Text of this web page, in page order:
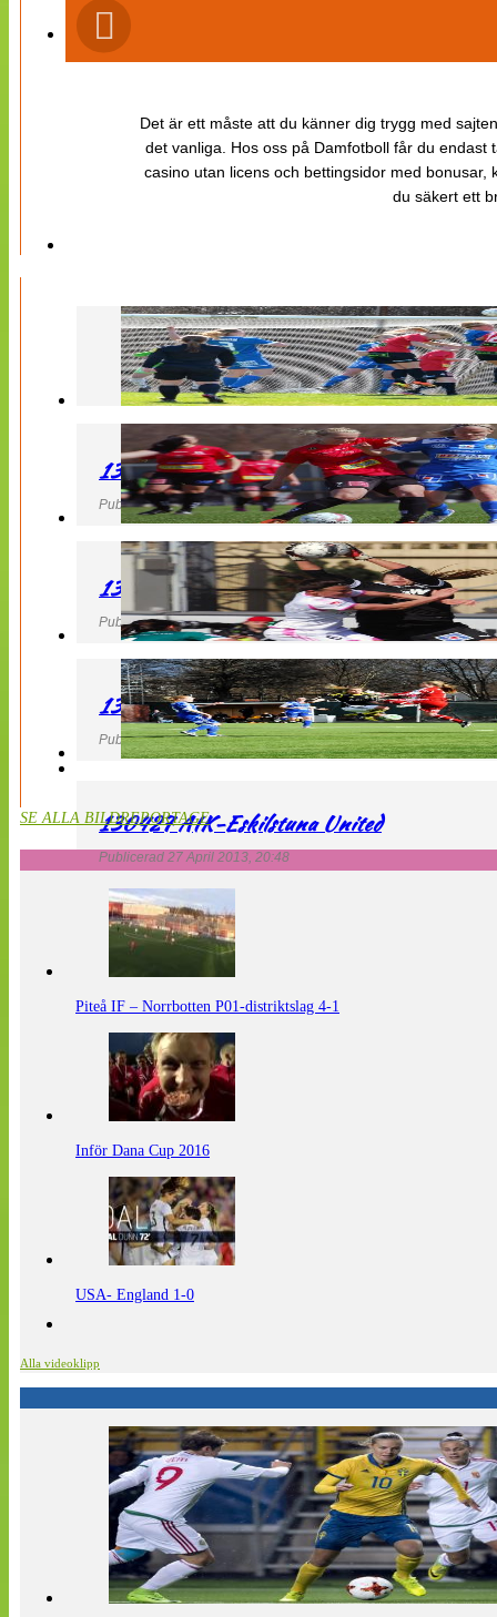
Det är ett måste att du känner dig trygg med
det vanliga. Hos oss på Damfotboll får du
casino utan licens och bettingsidor med
du säkert ett
130427 LB 07 – QBIK
Publicerad 27 April 2013, 22:40
130427 IF Limhamn Bunkeflo – QBIK
Publicerad 27 April 2013, 21:10
130427 LdB FC Malmö – Mallbackens IF
Publicerad 27 April 2013, 20:54
130427 AIK-Eskilstuna United
Publicerad 27 April 2013, 20:48
SE ALLA BILDREPORTAGE
Piteå IF – Norrbotten P01-distriktslag 4-1
Inför Dana Cup 2016
USA- England 1-0
Alla videoklipp